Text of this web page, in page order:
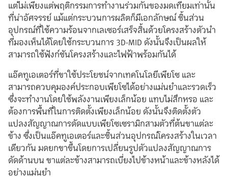
แต่ไม่เพียงแต่พฤติกรรมการทำงานร่วมกันของมดเทียมเท่านั้น
ที่น่าอัศจรรย์ แม้แต่กระบวนการผลิตก็มีเอกลักษณ์ ชิ้นส่วน
อุปกรณ์ที่ใช้ความร้อนจากเลเซอร์เสร็จสิ้นด้วยโครงสร้างตัวนำ
ที่มองเห็นได้โดยใช้กระบวนการ 3D-MID ดังนั้นจึงเป็นผลให้
สามารถใช้ฟังก์ชันโครงสร้างและไฟฟ้าพร้อมกันได้
แอ๊คทูเอเตอร์ที่ขาใช้ประโยชน์จากเทคโนโลยีเพียโซ และ
สามารถควบคุมองค์ประกอบเพียโซได้อย่างแม่นยำและรวดเร็ว
ซึ่งจะทำงานโดยใช้พลังงานเพียงเล็กน้อย แทบไม่สึกหรอ และ
ต้องการพื้นที่ในการติดตั้งเพียงเล็กน้อย ดังนั้นจึงติดตั้งตัว
แปลงสัญญาณการดัดแบบเพียโซเซรามิกสามตัวที่ต้นขาแต่ละ
ข้าง ซึ่งเป็นแอ๊คทูเอเตอร์และชิ้นส่วนอุปกรณ์โครงสร้างในเวลา
เดียวกัน มดยกขาขึ้นโดยการเปลี่ยนรูปตัวแปลงสัญญาณการ
ดัดด้านบน ขาแต่ละข้างสามารถเบี่ยงไปข้างหน้าและข้างหลังได้
อย่างแม่นยำ